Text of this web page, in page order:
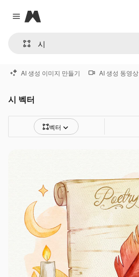
Close menu
Magnific
AI 생성 이미지 만들기 AI 생성 동영
시 벡터
벡터